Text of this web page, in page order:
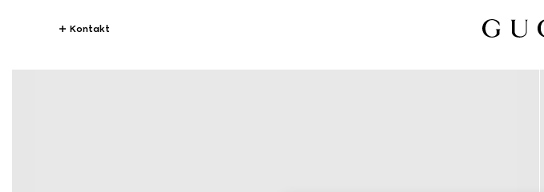
Kontakt